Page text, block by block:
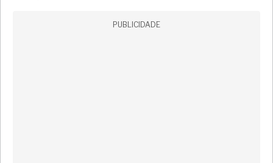
PUBLICIDADE